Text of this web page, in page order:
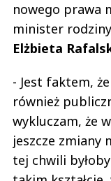
nowego prawa
minister
Elżbieta
- Jest faktem,
również
wykluczam, że
jeszcze zmiany
tej chwili